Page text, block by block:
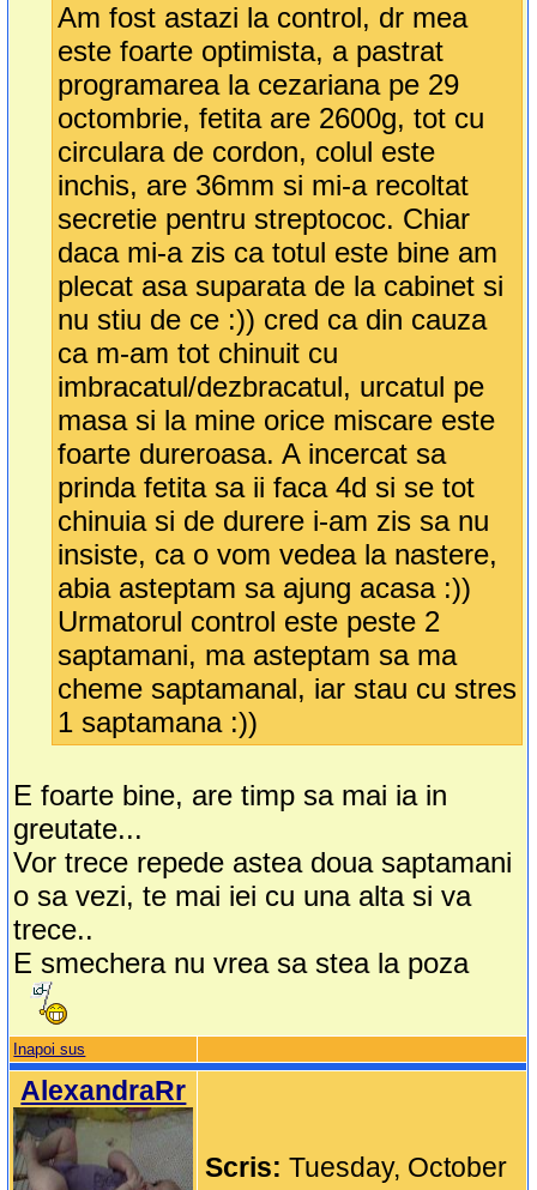
Am fost astazi la control, dr mea
este foarte optimista, a pastrat
programarea la cezariana pe 29
octombrie, fetita are 2600g, tot cu
circulara de cordon, colul este
inchis, are 36mm si mi-a recoltat
secretie pentru streptococ. Chiar
daca mi-a zis ca totul este bine am
plecat asa suparata de la cabinet si
nu stiu de ce :)) cred ca din cauza
ca m-am tot chinuit cu
imbracatul/dezbracatul, urcatul pe
masa si la mine orice miscare este
foarte dureroasa. A incercat sa
prinda fetita sa ii faca 4d si se tot
chinuia si de durere i-am zis sa nu
insiste, ca o vom vedea la nastere,
abia asteptam sa ajung acasa :))
Urmatorul control este peste 2
saptamani, ma asteptam sa ma
cheme saptamanal, iar stau cu stres
1 saptamana :))
E foarte bine, are timp sa mai ia in
greutate...
Vor trece repede astea doua saptamani
o sa vezi, te mai iei cu una alta si va
trece..
E smechera nu vrea sa stea la poza
Inapoi sus
AlexandraRr
Scris:Tuesday, October